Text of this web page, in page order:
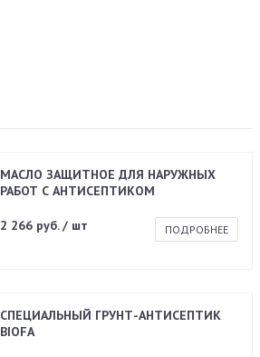
МАСЛО ЗАЩИТНОЕ ДЛЯ НАРУЖНЫХ
РАБОТ С АНТИСЕПТИКОМ
2 266 руб. / шт ПОДРОБНЕЕ
СПЕЦИАЛЬНЫЙ ГРУНТ-АНТИСЕПТИК
BIOFA